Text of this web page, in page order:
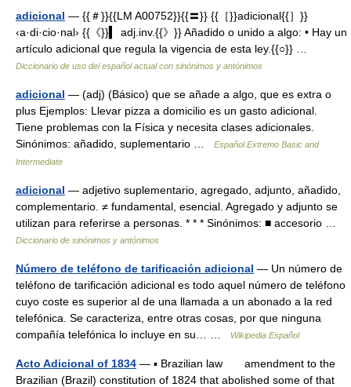
adicional — {{＃}}{{LM A00752}}{{〓}} {{［}}adicional{{］}}
‹a·di·cio·nal› {{《}}▍ adj.inv.{{》}} Añadido o unido a algo: • Hay un
artículo adicional que regula la vigencia de esta ley.{{○}} …
Diccionario de uso del español actual con sinónimos y antónimos
adicional — (adj) (Básico) que se añade a algo, que es extra o
plus Ejemplos: Llevar pizza a domicilio es un gasto adicional.
Tiene problemas con la Física y necesita clases adicionales.
Sinónimos: añadido, suplementario …
Español Extremo Basic and
Intermediate
adicional — adjetivo suplementario, agregado, adjunto, añadido,
complementario. ≠ fundamental, esencial. Agregado y adjunto se
utilizan para referirse a personas. * * * Sinónimos: ■ accesorio …
Diccionario de sinónimos y antónimos
Número de teléfono de tarificación adicional — Un número de
teléfono de tarificación adicional es todo aquel número de teléfono
cuyo coste es superior al de una llamada a un abonado a la red
telefónica. Se caracteriza, entre otras cosas, por que ninguna
compañía telefónica lo incluye en su… …
Wikipedia Español
Acto Adicional of 1834 — ▪ Brazilian law amendment to the
Brazilian (Brazil) constitution of 1824 that abolished some of that